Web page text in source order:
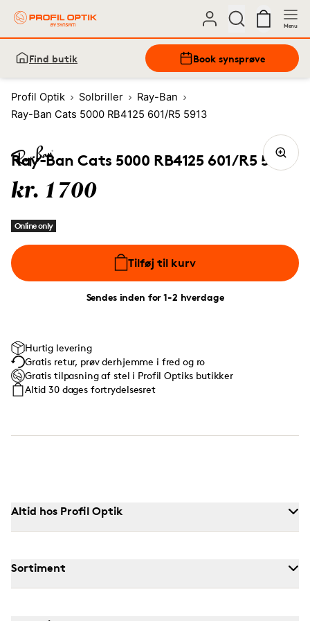
Menu
Find butik Book synsprøve
Profil Optik Solbriller
Ray-Ban
Ray-Ban Cats 5000 RB4125 601/R5 5913
Ray-Ban Cats 5000 RB4125 601/R5 5913
kr. 1700
Online only
Tilføj til kurv
Sendes inden for 1-2 hverdage
Hurtig levering
Gratis retur, prøv derhjemme i fred og ro
Gratis tilpasning af stel i Profil Optiks butikker
Altid 30 dages fortrydelsesret
Altid hos Profil Optik
Sortiment